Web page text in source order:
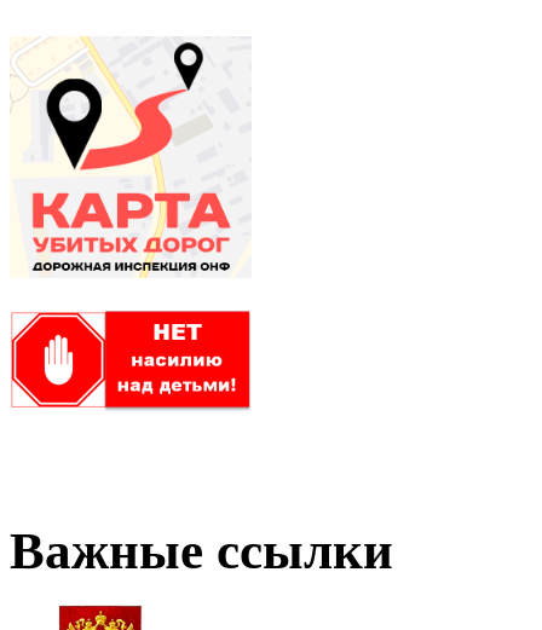
Важные ссылки